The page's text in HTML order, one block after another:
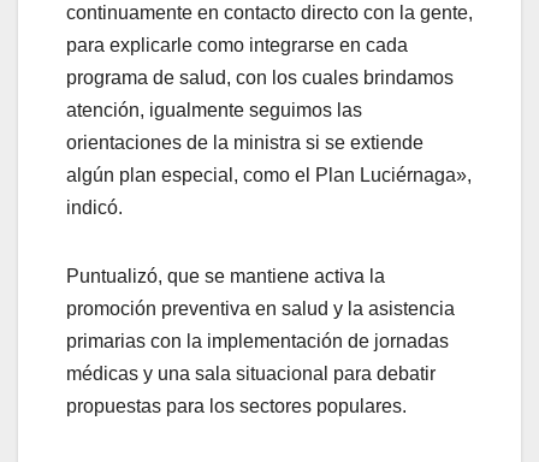
continuamente en contacto directo con la gente,
para explicarle como integrarse en cada
programa de salud, con los cuales brindamos
atención, igualmente seguimos las
orientaciones de la ministra si se extiende
algún plan especial, como el Plan Luciérnaga»,
indicó.
Puntualizó, que se mantiene activa la
promoción preventiva en salud y la asistencia
primarias con la implementación de jornadas
médicas y una sala situacional para debatir
propuestas para los sectores populares.